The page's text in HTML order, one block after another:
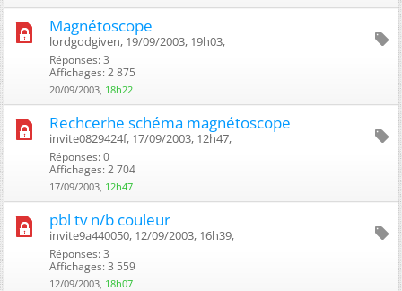
Magnétoscope
lordgodgiven, 19/09/2003, 19h03, ‎
Réponses: 3
Affichages: 2 875
20/09/2003, 18h22
Rechcerhe schéma magnétoscope
invite0829424f, 17/09/2003, 12h47, ‎
Réponses: 0
Affichages: 2 704
17/09/2003, 12h47
pbl tv n/b couleur
invite9a440050, 12/09/2003, 16h39, ‎
Réponses: 3
Affichages: 3 559
12/09/2003, 18h07